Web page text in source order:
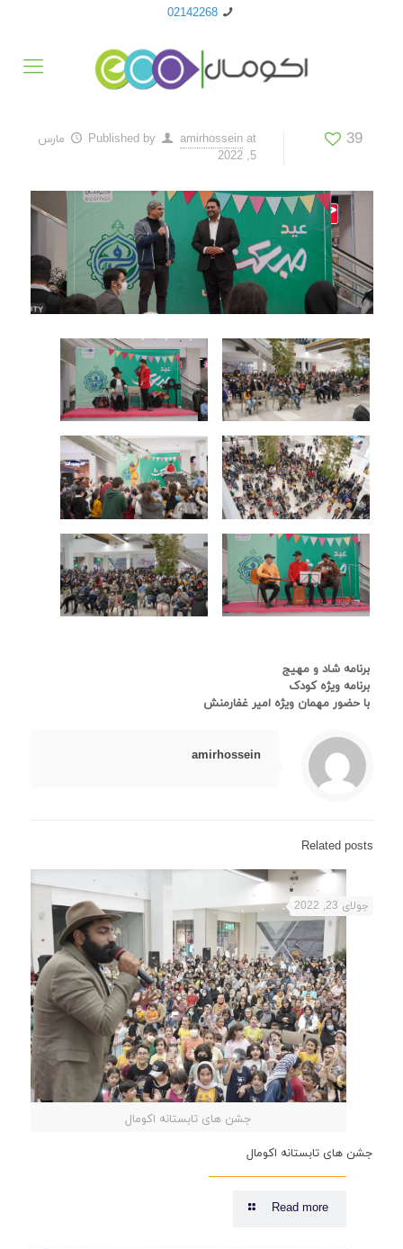
02142268
39
Published by amirhossein at
مارس
5, 2022
برنامه شاد و مهیج
برنامه ویژه کودک
با حضور مهمان ویژه امیر غفارمنش
amirhossein
Related posts
جشن های تابستانه اکومال
جولای 23, 2022
جشن های تابستانه اکومال
Read more